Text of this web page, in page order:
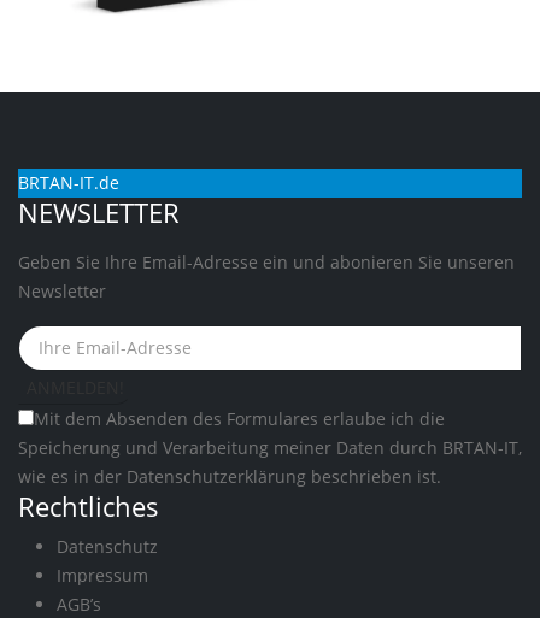
BRTAN-IT.de
NEWSLETTER
Geben Sie Ihre Email-Adresse ein und abonieren Sie unseren
Newsletter
Mit dem Absenden des Formulares erlaube ich die
Speicherung und Verarbeitung meiner Daten durch BRTAN-IT,
wie es in der Datenschutzerklärung beschrieben ist.
Rechtliches
Datenschutz
Impressum
AGB’s